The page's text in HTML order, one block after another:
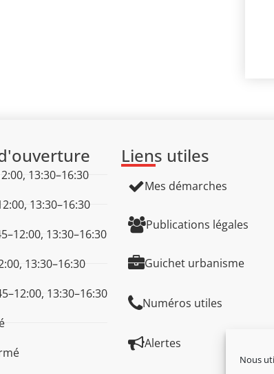
Nous
13:30–16:30
13:30–16:30
13:30–16:30
13:30–16:30
13:30–16:30
Liens utiles
Mes démarches
Publications légales
Guichet urbanisme
Numéros utiles
Alertes